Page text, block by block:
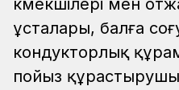
көмекшілері мен
ұсталары, балға
кондукторлық
пойыз